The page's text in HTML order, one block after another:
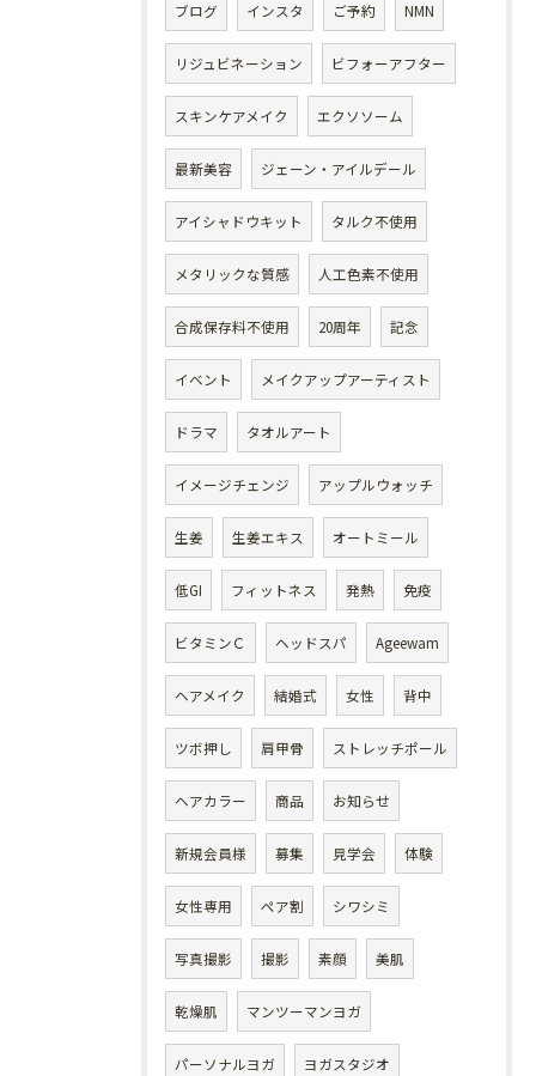
ブログ インスタ ご予約 NMN
リジュビネーション ビフォーアフター
スキンケアメイク エクソソーム
最新美容 ジェーン・アイルデール
アイシャドウキット タルク不使用
メタリックな質感 人工色素不使用
合成保存料不使用 20周年 記念
イベント メイクアップアーティスト
ドラマ タオルアート
イメージチェンジ アップルウォッチ
生姜 生姜エキス オートミール
低GI フィットネス 発熱 免疫
ビタミンＣ ヘッドスパ Ageewam
ヘアメイク 結婚式 女性 背中
ツボ押し 肩甲骨 ストレッチポール
ヘアカラー 商品 お知らせ
新規会員様 募集 見学会 体験
女性専用 ペア割 シワシミ
写真撮影 撮影 素顔 美肌
乾燥肌 マンツーマンヨガ
パーソナルヨガ ヨガスタジオ